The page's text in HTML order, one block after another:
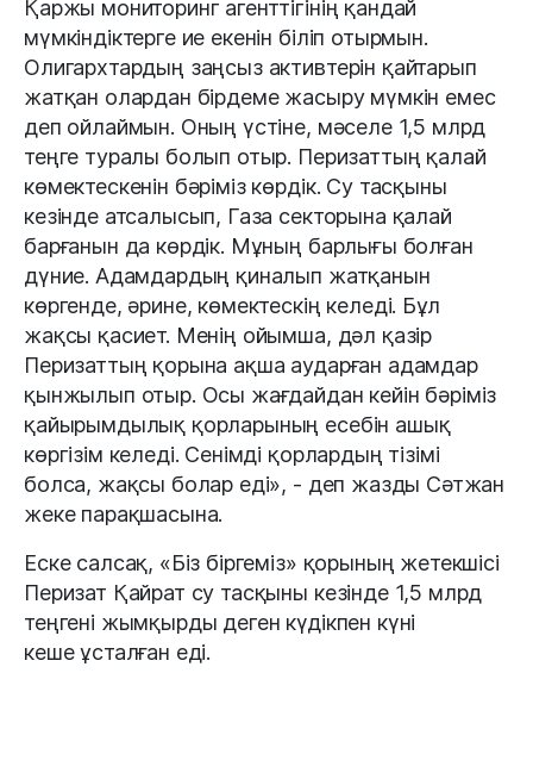
Қаржы мониторинг агенттігінің қандай
мүмкіндіктерге ие екенін біліп отырмын.
Олигархтардың заңсыз активтерін қайтарып
жатқан олардан бірдеме жасыру мүмкін емес
деп ойлаймын. Оның үстіне, мәселе 1,5 млрд
теңге туралы болып отыр. Перизаттың қалай
көмектескенін бәріміз көрдік. Су тасқыны
кезінде атсалысып, Газа секторына қалай
барғанын да көрдік. Мұның барлығы болған
дүние. Адамдардың қиналып жатқанын
көргенде, әрине, көмектескің келеді. Бұл
жақсы қасиет. Менің ойымша, дәл қазір
Перизаттың қорына ақша аударған адамдар
қынжылып отыр. Осы жағдайдан кейін бәріміз
қайырымдылық қорларының есебін ашық
көргізім келеді. Сенімді қорлардың тізімі
болса, жақсы болар еді», - деп жазды Сәтжан
жеке парақшасына.
Еске салсақ, «Біз біргеміз» қорының жетекшісі
Перизат Қайрат су тасқыны кезінде 1,5 млрд
теңгені жымқырды деген күдікпен күні
кеше ұсталған еді.